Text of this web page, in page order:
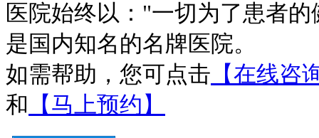
医院始终以："一切为了患者
是国内知名的名牌医院。
如需帮助，您可点击 【在线咨
和 【马上预约】